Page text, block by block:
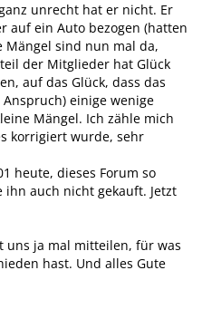
unrecht hat er nicht. Er
auf ein Auto bezogen (hatten
Mängel sind nun mal da,
der Mitglieder hat Glück
auf das Glück, dass das
einige wenige
Mängel. Ich zähle mich
korrigiert wurde, sehr
heute, dieses Forum so
auch nicht gekauft. Jetzt
uns ja mal mitteilen, für was
hast. Und alles Gute